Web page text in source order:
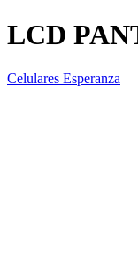
LCD
Celulares Esperanza